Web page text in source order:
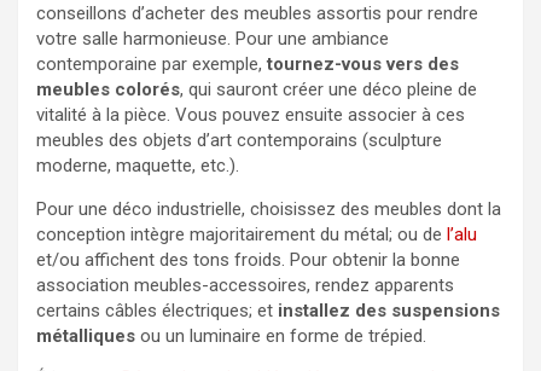
conseillons d’acheter des meubles assortis pour rendre
votre salle harmonieuse. Pour une ambiance
contemporaine par exemple,tournez-vous vers des
meubles colorés, qui sauront créer une déco pleine de
vitalité à la pièce. Vous pouvez ensuite associer à ces
meubles des objets d’art contemporains (sculpture
moderne, maquette, etc.).
Pour une déco industrielle, choisissez des meubles dont la
conception intègre majoritairement du métal; ou de l’alu
et/ou affichent des tons froids. Pour obtenir la bonne
association meubles-accessoires, rendez apparents
certains câbles électriques; et installez des suspensions
métalliques ou un luminaire en forme de trépied.